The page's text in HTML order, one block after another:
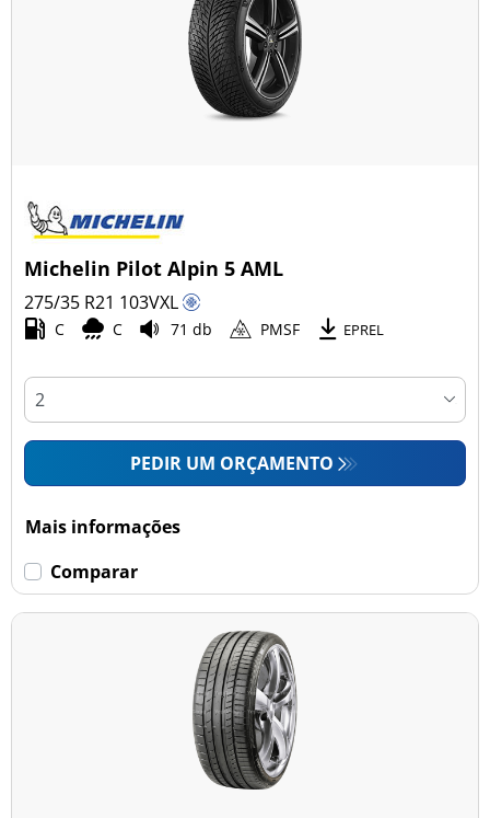
Michelin Pilot Alpin 5 AML
275/35 R21 103VXL
C C 71 db PMSF EPREL
PEDIR UM ORÇAMENTO
Mais informações
Comparar